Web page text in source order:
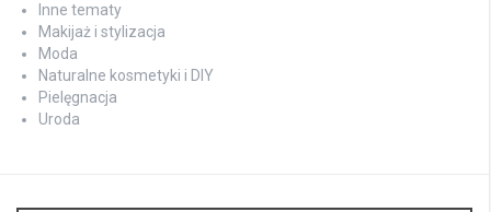
Inne tematy
Makijaż i stylizacja
Moda
Naturalne kosmetyki i DIY
Pielęgnacja
Uroda